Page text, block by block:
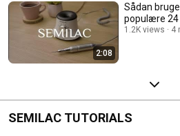
2:08
Sådan
1.2K views 4
SEMILAC TUTORIALS